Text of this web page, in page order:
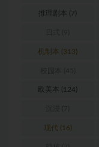
推理剧本 (7)
机制本 (313)
欧美本 (124)
现代 (16)